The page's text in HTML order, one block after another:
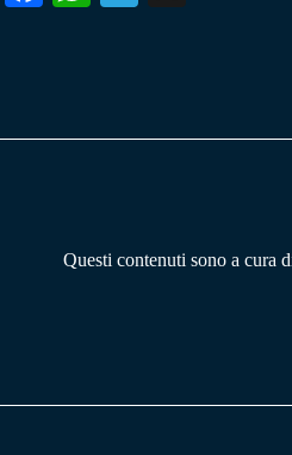
pp m
Questi contenuti sono a cura